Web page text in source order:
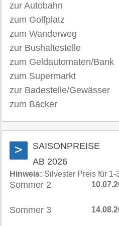
zur Autobahn
zum Golfplatz
zum Wanderweg
zur Bushaltestelle
zum Geldautomaten/Bank
zum Supermarkt
zur Badestelle/Gewässer
zum Bäcker
>
SAISONPREISE
AB 2026
Hinweis: Silvester Preis für
Sommer 2
Sommer 3